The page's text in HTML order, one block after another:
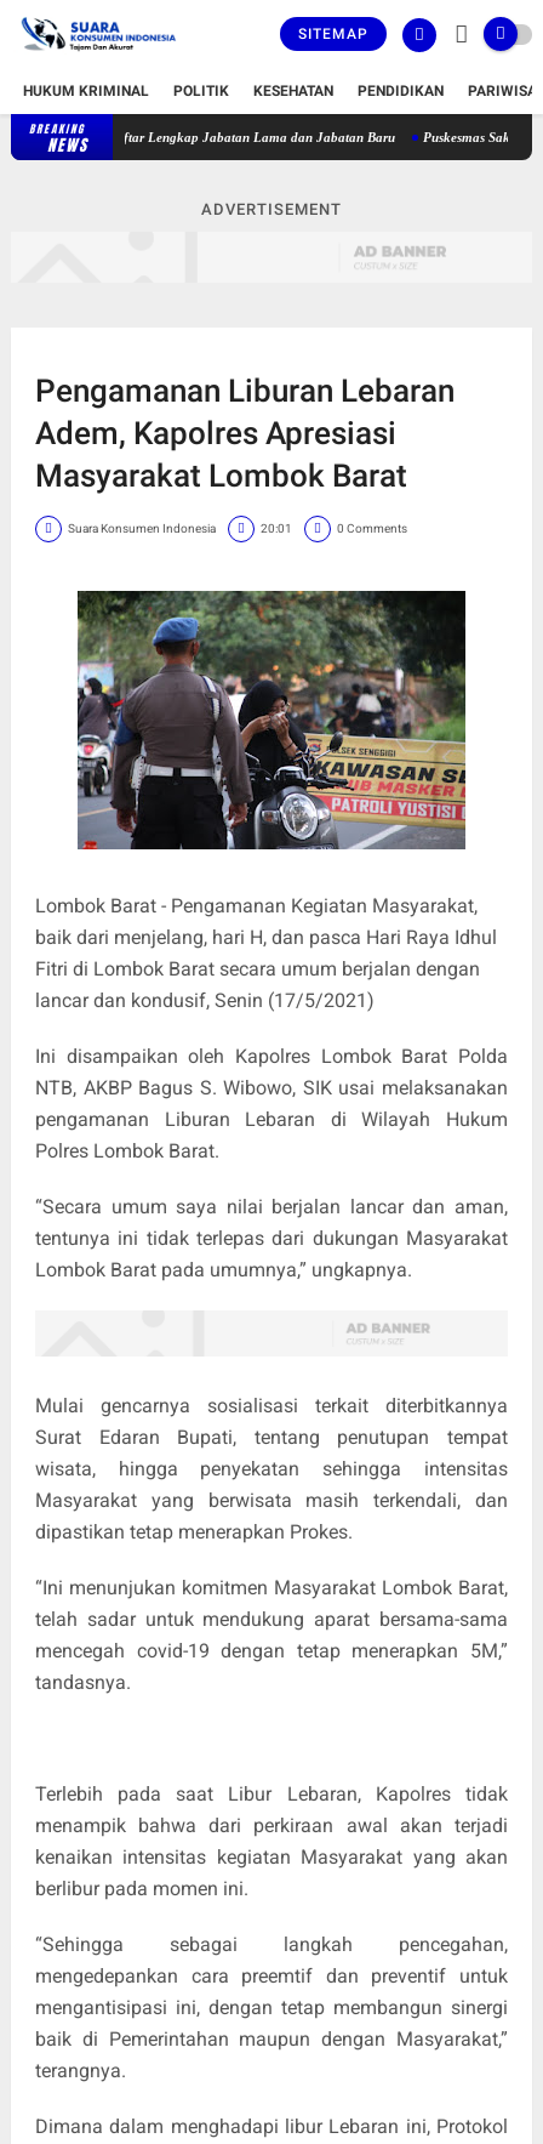
SITEMAP
HUKUM KRIMINAL POLITIK KESEHATAN PENDIDIKAN
BREAKING
NEWS
Berikut Daftar Lengkap Jabatan Lama dan Jabatan Baru Puskesmas Sakra Timur
ADVERTISEMENT
Pengamanan Liburan Lebaran
Adem, Kapolres Apresiasi
Masyarakat Lombok Barat
Suara Konsumen Indonesia 20:01 0 Comments
Lombok Barat - Pengamanan Kegiatan Masyarakat,
baik dari menjelang, hari H, dan pasca Hari Raya Idhul
Fitri di Lombok Barat secara umum berjalan dengan
lancar dan kondusif, Senin (17/5/2021)
Ini disampaikan oleh Kapolres Lombok Barat Polda
NTB, AKBP Bagus S. Wibowo, SIK usai melaksanakan
pengamanan Liburan Lebaran di Wilayah Hukum
Polres Lombok Barat.
“Secara umum saya nilai berjalan lancar dan aman,
tentunya ini tidak terlepas dari dukungan Masyarakat
Lombok Barat pada umumnya,” ungkapnya.
Mulai gencarnya sosialisasi terkait diterbitkannya
Surat Edaran Bupati, tentang penutupan tempat
wisata, hingga penyekatan sehingga intensitas
Masyarakat yang berwisata masih terkendali, dan
dipastikan tetap menerapkan Prokes.
“Ini menunjukan komitmen Masyarakat Lombok Barat,
telah sadar untuk mendukung aparat bersama-sama
mencegah covid-19 dengan tetap menerapkan 5M,”
tandasnya.
Terlebih pada saat Libur Lebaran, Kapolres tidak
menampik bahwa dari perkiraan awal akan terjadi
kenaikan intensitas kegiatan Masyarakat yang akan
berlibur pada momen ini.
“Sehingga sebagai langkah pencegahan,
mengedepankan cara preemtif dan preventif untuk
mengantisipasi ini, dengan tetap membangun sinergi
baik di Pemerintahan maupun dengan Masyarakat,”
terangnya.
Dimana dalam menghadapi libur Lebaran ini, Protokol